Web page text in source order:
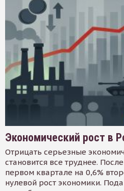
Экономический рост в
Отрицать серьезные
становится все труднее.
первом квартале на 0,6%
нулевой рост экономики.